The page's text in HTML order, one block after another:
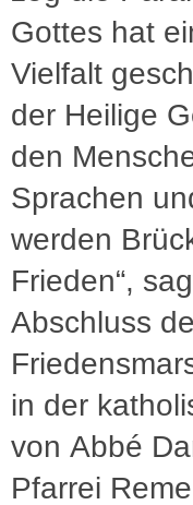
Gottes hat
Vielfalt
der Heilige
den
Sprachen
werden
Frieden“,
Abschluss
in der
von Abbé
Pfarrei